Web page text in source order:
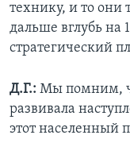
технику, и то они
дальше вглубь на
стратегический
Д.Г.: Мы помним,
развивала
этот населенный